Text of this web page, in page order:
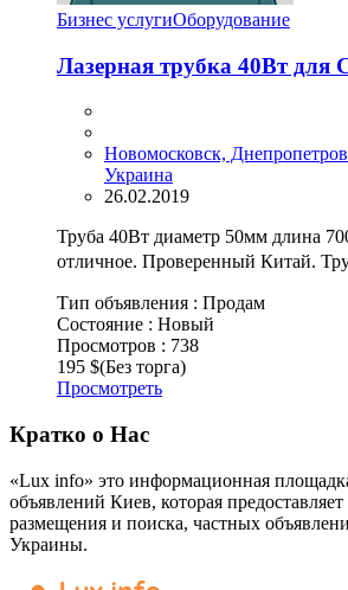
Бизнес услугиОборудование
Лазерная трубка 40Вт для
Новомосковск,
Украина
26.02.2019
Труба 40Вт диаметр 50мм длина
отличное. Проверенный Китай.
Тип объявления : Продам
Состояние : Новый
Просмотров : 738
195 $(Без торга)
Просмотреть
Кратко о Нас
«Lux info» это информационная
объявлений Киев, которая
размещения и поиска, частных
Украины.